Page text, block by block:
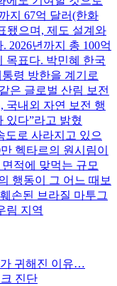
지 67억 달러(한화
됐으며, 제도 설계와
2026년까지 총 100억
목표다. 박민혜 한국
령 방한을 계기로
은 글로벌 산림 보전
국내외 자연 보전 행
있다”라고 밝혔
도로 사라지고 있으
헥타르의 원시림이
적에 맞먹는 규모
행동이 그 어느 때보
손된 브라질 마투그
림 지역
귀해진 이유…
진단